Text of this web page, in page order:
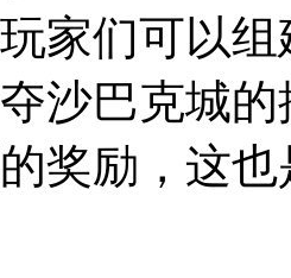
家们可以
沙巴克城
奖励，这